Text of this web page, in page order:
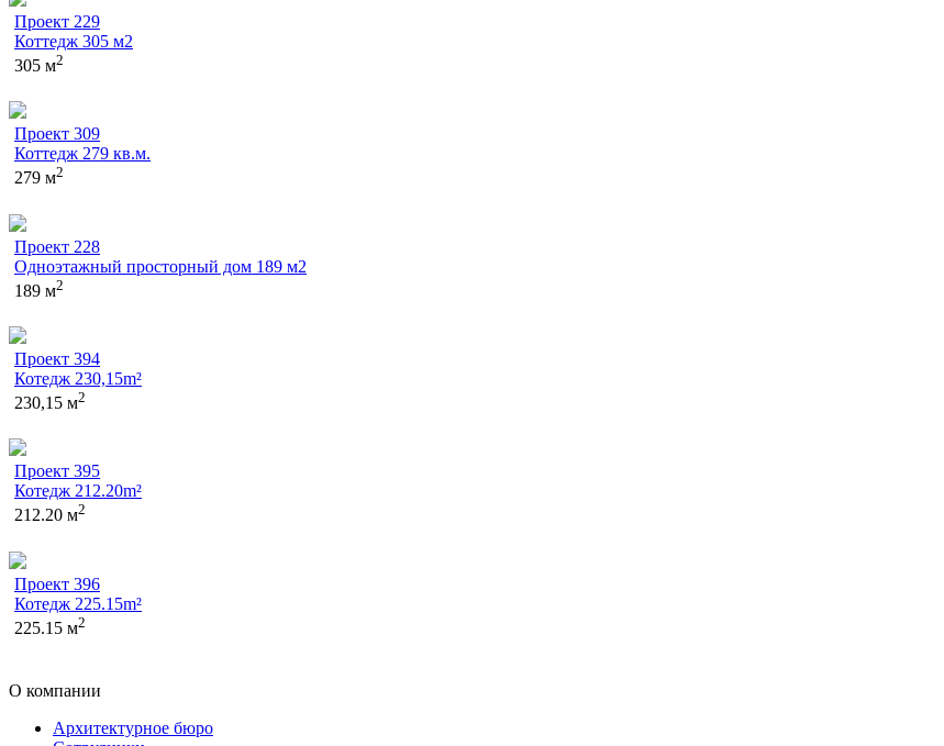
Проект 229
Коттедж 305 м2
305 м2
Проект 309
Коттедж 279 кв.м.
279 м2
Проект 228
Одноэтажный просторный дом 189 м2
189 м2
Проект 394
Котедж 230,15m²
230,15 м2
Проект 395
Котедж 212.20m²
212.20 м2
Проект 396
Котедж 225.15m²
225.15 м2
О компании
Архитектурное бюро